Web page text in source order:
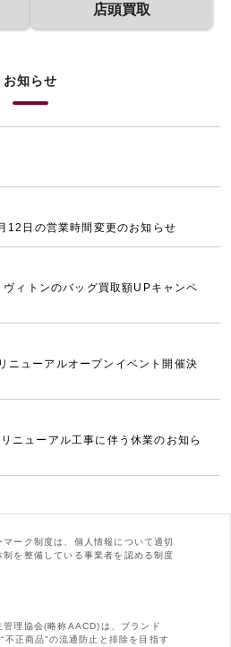
店頭買取
お知らせ
12日の営業時間変更のお知らせ
ィトンのバッグ買取額UPキャンペ
ニューアルオープンイベント開催決
ニューアル工事に伴う休業のお知ら
マーク制度は、個人情報について適切
制を整備している事業者を認める制度
管理協会(略称AACD)は、ブランド
“不正商品”の流通防止と排除を目指す